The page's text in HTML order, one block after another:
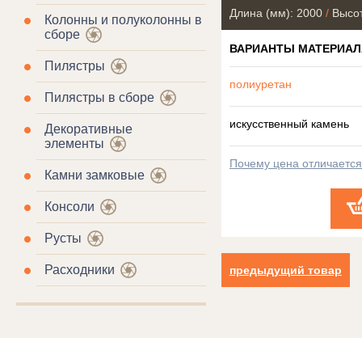
Колонны и полуколонны в
сборе
Пилястры
Пилястры в сборе
Декоративные
элементы
Камни замковые
Консоли
Русты
Расходники
Длина (мм): 2000/
ВАРИАНТЫ
полиуретан
искусственный камень
Почему цена
предыдущий товар